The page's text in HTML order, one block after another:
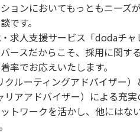
ョンにおいてもっともニーズ
です。
求人支援サービス「dodaチャ
ースだからこそ、採用に関す
率でお応えいたします。
クルーティングアドバイザー）
リアアドバイザー）による充
トワークを活かし、他にはな